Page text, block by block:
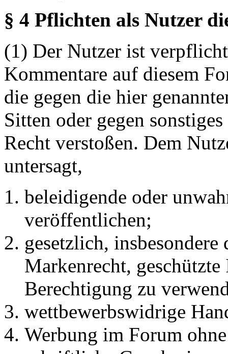
§ 4 Pflichten als Nutzer
(1) Der Nutzer ist
Kommentare auf diesem
die gegen die hier
Sitten oder gegen
Recht verstoßen. Dem
untersagt,
beleidigende oder
veröffentlichen;
gesetzlich,
Markenrecht, geschützte
Berechtigung zu
wettbewerbswidrige
Werbung im Forum